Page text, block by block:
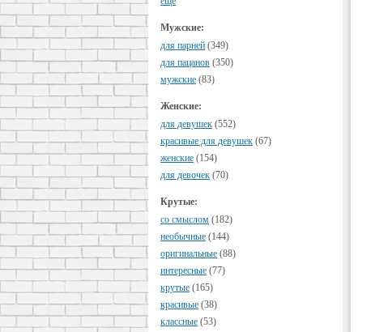
Мужские:
для парней (349)
для пацанов (350)
мужские (83)
Женские:
для девушек (552)
красивые для девушек (67)
женские (154)
для девочек (70)
Крутые:
cо смыслом (182)
необычные (144)
оригинальные (88)
интересные (77)
крутые (165)
красивые (38)
классные (53)